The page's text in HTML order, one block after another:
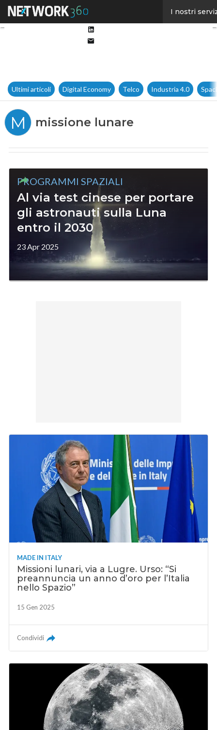
I nostri
Ultimi articoli Digital Economy Telco Industria 4.0
M missione lunare
PROGRAMMI SPAZIALI
Al via test cinese per portare
gli astronauti sulla Luna
entro il 2030
23 Apr 2025
MADE IN ITALY
Missioni lunari, via a Lugre. Urso: “Si
preannuncia un anno d’oro per l’Italia
nello Spazio”
15 Gen 2025
Condividi